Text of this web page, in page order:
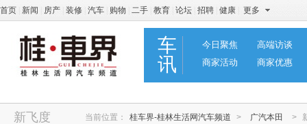
首页 新闻 房产 装修 汽车 购物 二手 教育 论坛 招聘 健康 更多
车
讯
今日聚焦
高端访谈
商家活动
商家优惠
新飞度 当前位置： 桂车界-桂林生活网汽车频道 > 广汽本田 >